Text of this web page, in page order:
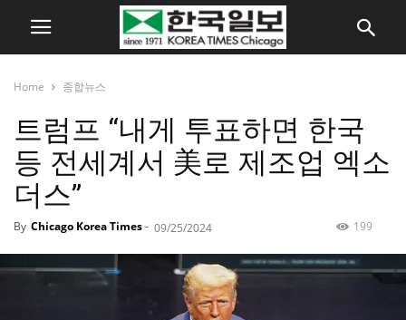
Home 종합뉴스
트럼프 “내게 투표하면 한국
등 전세계서 美로 제조업 엑소
더스”
By Chicago Korea Times- 09/25/2024 199